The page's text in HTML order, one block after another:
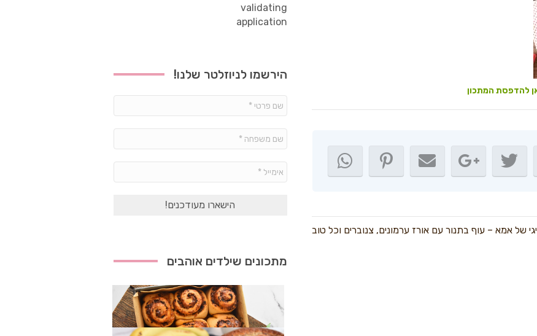
להדפסת המתכון
של אמא – עוף בתנור עם אורז ערמונים, צנוברים וכל טוב
validating
application
הירשמו לניוזלטר שלנו!
פרטי
משפחה
*
מתכונים שילדים אוהבים